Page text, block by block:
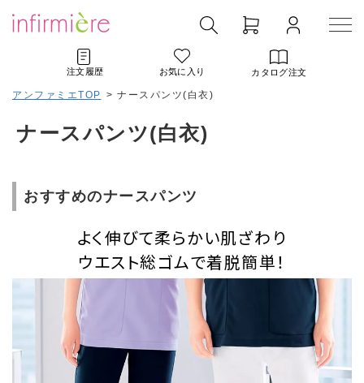
注文履歴 お気に入り カタログ注文
アンファミエTOP > ナースパンツ(白衣)
ナースパンツ(白衣)
おすすめのナースパンツ
よく伸びて柔らかい肌ざわり
ウエスト総ゴムで着脱簡単！